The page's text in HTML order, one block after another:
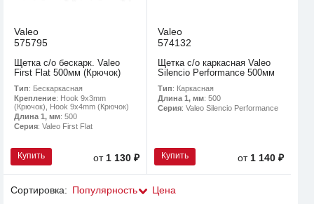
Valeo
575795
Щетка с/о бескарк. Valeo
First Flat 500мм (Крючок)
Тип: Бескаркасная
Крепление: Hook 9x3mm
(Крючок), Hook 9x4mm (Крючок)
Длина 1, мм: 500
Серия: Valeo First Flat
Купить от 1 130 ₽
Valeo
574132
Щетка с/о каркасная Valeo
Silencio Performance 500мм
Тип: Каркасная
Длина 1, мм: 500
Серия: Valeo Silencio Performance
Купить от 1 140 ₽
Сортировка: Популярность Цена